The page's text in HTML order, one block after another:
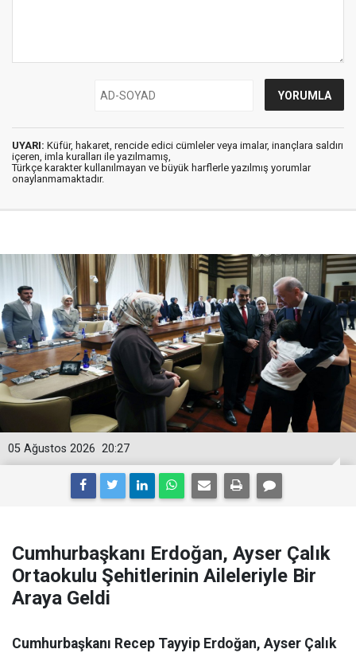
UYARI: Küfür, hakaret, rencide edici cümleler veya imalar, inançlara saldırı
içeren, imla kuralları ile yazılmamış,
Türkçe karakter kullanılmayan ve büyük harflerle yazılmış yorumlar
onaylanmamaktadır.
20:27
05 Ağustos 2026
Cumhurbaşkanı Erdoğan, Ayser Çalık
Ortaokulu Şehitlerinin Aileleriyle Bir
Araya Geldi
Cumhurbaşkanı Recep Tayyip Erdoğan, Ayser Çalık